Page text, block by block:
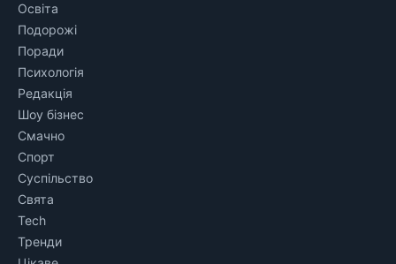
Освіта
Подорожі
Поради
Психологія
Редакція
Шоу бізнес
Смачно
Спорт
Суспільство
Свята
Tech
Тренди